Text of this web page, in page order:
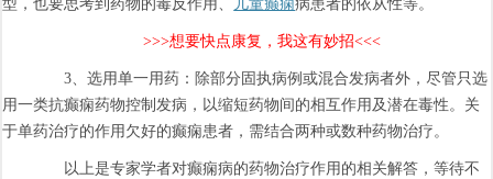
型，也要思考到药物的毒反作用、
儿童癫痫病患者的依从性等。
>>>想要快点康复，我这有妙招<<<
3、选用单一用药：除部分固执病例或混合发病者外，尽管只选
用一类抗癫痫药物控制发病，以缩短药物间的相互作用及潜在毒性。关
于单药治疗的作用欠好的癫痫患者，需结合两种或数种药物治疗。
以上是专家学者对癫痫病的药物治疗作用的相关解答，等待不